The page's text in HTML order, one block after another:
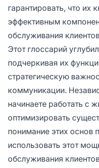
гарантировать, что их
эффективным
обслуживания
Этот глоссарий
подчеркивая их
стратегическую
коммуникации.
начинаете работать с
оптимизировать
понимание этих
использовать этот
обслуживания